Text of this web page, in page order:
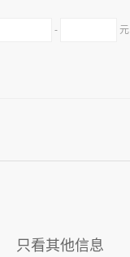
- 元
只看其他信息